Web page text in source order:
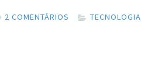
2 COMENTÁRIOS TECNOLOGIA